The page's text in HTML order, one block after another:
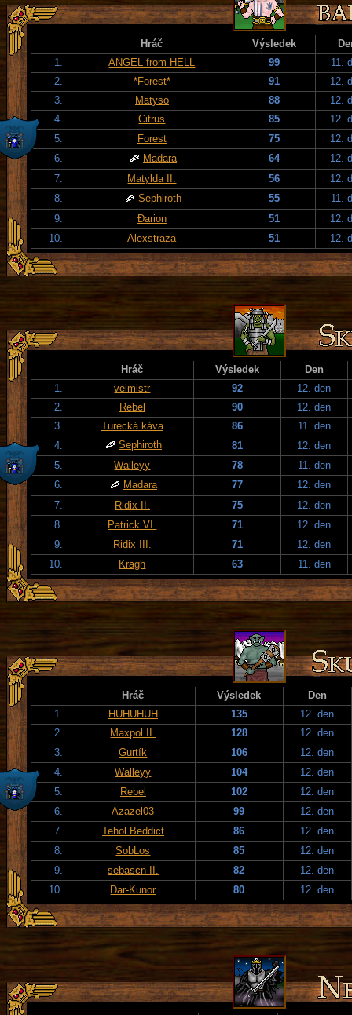
Hráč Výsledek
1.
ANGEL from HELL 99
11.
2.
*Forest* 91
12.
3.
Matyso 88
12.
4.
Citrus 85
12.
5.
Forest 75
12.
6.
Madara 64
12.
7.
Matylda II. 56
12.
8.
Sephiroth 55
11.
9.
Đarion 51
12.
10.
Alexstraza 51 12.
Hráč Výsledek
Den
1.
velmistr 92
12. den
2.
Rebel 90
12. den
3.
Turecká káva 86
11. den
4.
Sephiroth 81
12. den
5.
Walleyy 78
11. den
6.
Madara 77
12. den
7.
Ridix II. 75
12. den
8.
Patrick VI. 71
12. den
9.
Ridix III. 71
12. den
10.
Kragh 63 11. den
Hráč Výsledek
Den
1.
HUHUHUH 135
12. den
2.
Maxpol II. 128
12. den
3.
Gurtík 106
12. den
4.
Walleyy 104
12. den
5.
Rebel 102
12. den
6.
Azazel03 99
12. den
7.
Tehol Beddict 86
12. den
8.
SobLos 85
12. den
9.
sebascn II. 82
12. den
10.
Dar-Kunor 80 12. den